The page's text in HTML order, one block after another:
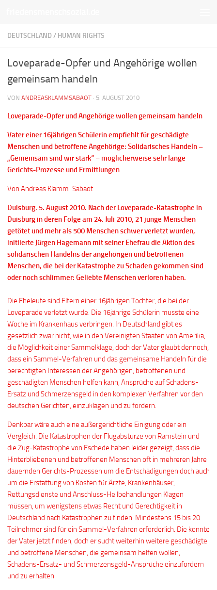
DEUTSCHLAND / HUMAN RIGHTS
Loveparade-Opfer und Angehörige wollen
gemeinsam handeln
VON ANDREASKLAMMSABAOT · 5. AUGUST 2010
Loveparade-Opfer und Angehörige wollen gemeinsam handeln
Vater einer 16jährigen Schülerin empfiehlt für geschädigte
Menschen und betroffene Angehörige: Solidarisches Handeln –
„Gemeinsam sind wir stark“ – möglicherweise sehr lange
Gerichts-Prozesse und Ermittlungen
Von Andreas Klamm-Sabaot
Duisburg. 5. August 2010. Nach der Loveparade-Katastrophe in
Duisburg in deren Folge am 24. Juli 2010, 21 junge Menschen
getötet und mehr als 500 Menschen schwer verletzt wurden,
initiierte Jürgen Hagemann mit seiner Ehefrau die Aktion des
solidarischen Handelns der angehörigen und betroffenen
Menschen, die bei der Katastrophe zu Schaden gekommen sind
oder noch schlimmer: Geliebte Menschen verloren haben.
Die Eheleute sind Eltern einer 16jährigen Tochter, die bei der
Loveparade verletzt wurde. Die 16jährige Schülerin musste eine
Woche im Krankenhaus verbringen. In Deutschland gibt es
gesetzlich zwar nicht, wie in den Vereinigten Staaten von Amerika,
die Möglichkeit einer Sammelklage, doch der Vater glaubt dennoch,
dass ein Sammel-Verfahren und das gemeinsame Handeln für die
berechtigten Interessen der Angehörigen, betroffenen und
geschädigten Menschen helfen kann, Ansprüche auf Schadens-
Ersatz und Schmerzensgeld in den komplexen Verfahren vor den
deutschen Gerichten, einzuklagen und zu fordern.
Denkbar wäre auch eine außergerichtliche Einigung oder ein
Vergleich. Die Katastrophen der Flugabstürze von Ramstein und
die Zug-Katastrophe von Eschede haben leider gezeigt, dass die
Hinterbliebenen und betroffenen Menschen oft in mehreren Jahre
dauernden Gerichts-Prozessen um die Entschädigungen doch auch
um die Erstattung von Kosten für Ärzte, Krankenhäuser,
Rettungsdienste und Anschluss-Heilbehandlungen Klagen
müssen, um wenigstens etwas Recht und Gerechtigkeit in
Deutschland nach Katastrophen zu finden. Mindestens 15 bis 20
Teilnehmer sind für ein Sammel-Verfahren erforderlich. Die konnte
der Vater jetzt finden, doch er sucht weiterhin weitere geschädigte
und betroffene Menschen, die gemeinsam helfen wollen,
Schadens-Ersatz- und Schmerzensgeld-Ansprüche einzufordern
und zu erhalten.